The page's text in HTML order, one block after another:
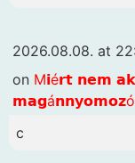
2026.08.08. at
on M𝗶é𝗿𝘁 𝗻𝗲𝗺
c